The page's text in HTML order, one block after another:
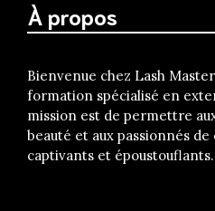
À propos
Bienvenue chez Lash
formation spécialisé en
mission est de permettre
beauté et aux passionnés
captivants et époustouflants.